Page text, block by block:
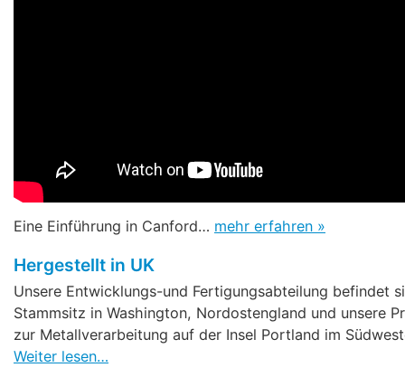
Eine Einführung in Canford… mehr erfahren »
Hergestellt in UK
Unsere Entwicklungs-und Fertigungsabteilung befindet
Stammsitz in Washington, Nordostengland und unsere
zur Metallverarbeitung auf der Insel Portland im
Weiter lesen…